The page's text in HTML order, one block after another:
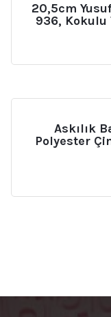
20,5cm
936, Kokulu
Askılık
Polyester